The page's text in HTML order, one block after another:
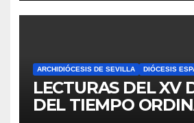
ARCHIDIÓCESIS DE SEVILLA DIÓCESIS
LECTURAS DEL XV
DEL TIEMPO